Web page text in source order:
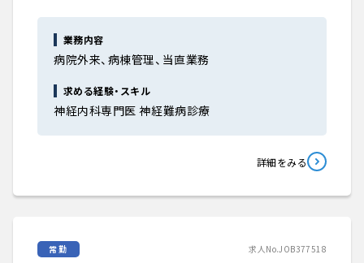
業務内容
病院外来、病棟管理、当直業務
求める経験・スキル
神経内科専門医 神経難病診療
詳細をみる
常勤 求人No.JOB377518